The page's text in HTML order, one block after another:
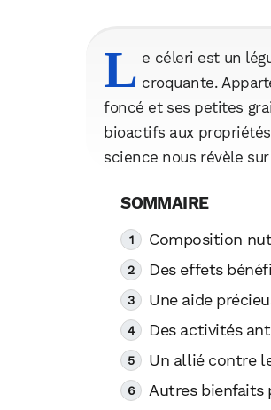
L e céleri est un
croquante.
foncé et ses petites
bioactifs aux
science nous révèle
Composition
Des effets
Une aide
Des activités
Un allié contre
Autres bienfaits